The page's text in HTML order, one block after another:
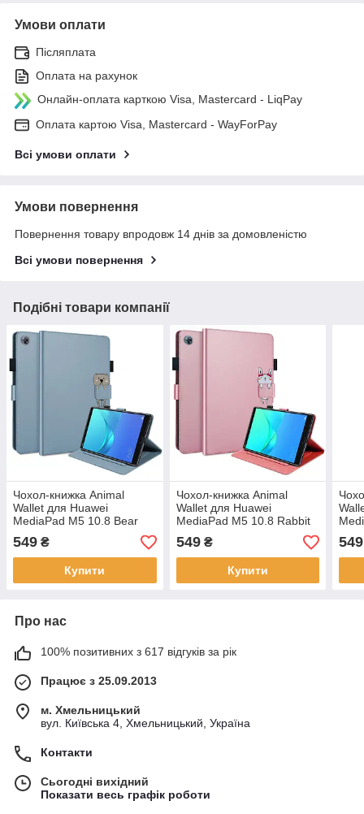
Умови оплати
Післяплата
Оплата на рахунок
Онлайн-оплата карткою Visa, Mastercard - LiqPay
Оплата картою Visa, Mastercard - WayForPay
Всі умови оплати
Умови повернення
Повернення товару впродовж 14 днів за домовленістю
Всі умови повернення
Подібні товари компанії
Чохол-книжка Animal
Wallet для Huawei
MediaPad M5 10.8 Bear
549 ₴
Купити
Чохол-книжка Animal
Wallet для Huawei
MediaPad M5 10.8 Rabbit
549₴
Купити
549
Про нас
100% позитивних з 617 відгуків за рік
Працює з 25.09.2013
м. Хмельницький
вул. Київська 4, Хмельницький, Україна
Контакти
Сьогодні вихідний
Показати весь графік роботи